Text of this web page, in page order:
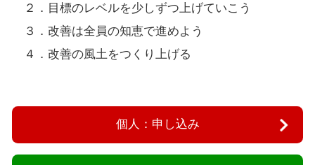
２．目標のレベルを少しずつ上げていこう
３．改善は全員の知恵で進めよう
４．改善の風土をつくり上げる
個人：申し込み